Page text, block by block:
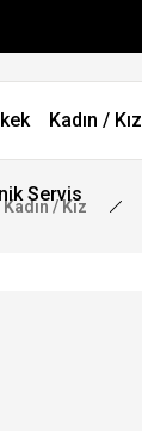
Kadın / Kız
Servis
Kadın / Kız